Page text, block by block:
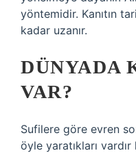
yöntemidir. Kanıtın
kadar uzanır.
DÜNYADA
VAR?
Sufilere göre evren
öyle yaratıkları